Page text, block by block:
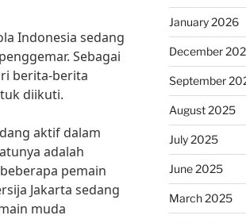
Indonesia sedang
Sebagai
berita-berita
diikuti.
aktif dalam
adalah
pemain
Jakarta sedang
muda
January 2026
December
September
August 2025
July 2025
June 2025
March 2025